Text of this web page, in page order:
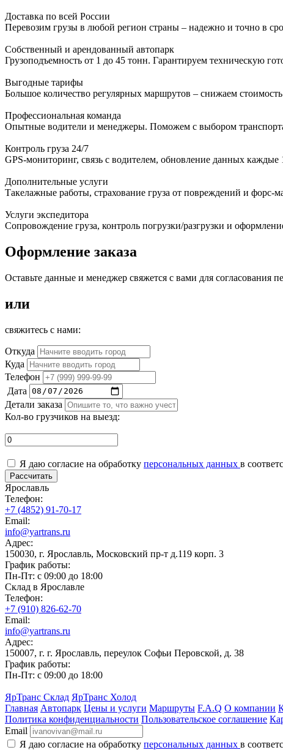
Доставка по всей России
Перевозим грузы в любой регион страны – надежно и точно в
Собственный и арендованный автопарк
Грузоподъемность от 1 до 45 тонн. Гарантируем техническую
Выгодные тарифы
Большое количество регулярных маршрутов – снижаем
Профессиональная команда
Опытные водители и менеджеры. Поможем с выбором
Контроль груза 24/7
GPS-мониторинг, связь с водителем, обновление данных каждые
Дополнительные услуги
Такелажные работы, страхование груза от повреждений и форс-
Услуги экспедитора
Сопровождение груза, контроль погрузки/разгрузки и
Оформление заказа
Оставьте данные и менеджер свяжется с вами для согласования
или
свяжитесь с нами:
Откуда
Куда
Телефон
Дата
Детали заказа
Кол-во грузчиков на выезд:
Я даю согласие на обработку персональных данных в
Рассчитать
Ярославль
Телефон:
+7 (4852) 91-70-17
Email:
info@yartrans.ru
Адрес:
150030, г. Ярославль, Московский пр-т д.119 корп. 3
График работы:
Пн-Пт: с 09:00 до 18:00
Склад в Ярославле
Телефон:
+7 (910) 826-62-70
Email:
info@yartrans.ru
Адрес:
150007, г. г. Ярославль, переулок Софьи Перовской, д. 38
График работы:
Пн-Пт: с 09:00 до 18:00
ЯрТранс Склад ЯрТранс Холод
Главная Автопарк Цены и услуги Маршруты F.A.Q О компании
Политика конфиденциальности Пользовательское соглашение
Email
Я даю согласие на обработку персональных данных в